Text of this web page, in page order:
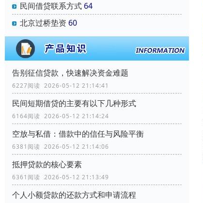
民间借贷联系方式 64
北京过桥垫资 60
告别征信贷款，快速解决资金难题
6227阅读 2026-05-12 21:14:41
民间短期借贷的主要有以下几种形式
6164阅读 2026-05-12 21:14:24
空放与私借：借款中的信任与风险平衡
6381阅读 2026-05-12 21:14:06
抵押贷款的核心要素
6361阅读 2026-05-12 21:13:49
个人小额贷款的还款方式和申请流程